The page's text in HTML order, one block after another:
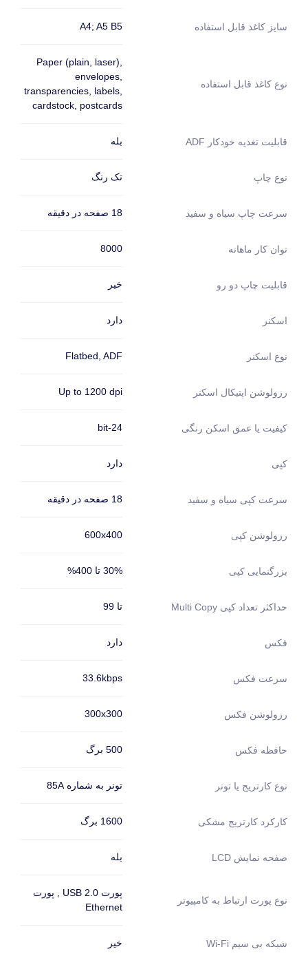
سایز کاغذ قابل استفاده A4; A5 B5
نوع کاغذ قابل استفاده
Paper (plain, laser),
envelopes,
transparencies, labels,
cardstock, postcards
قابلیت تغذیه خودکار ADF بله
نوع چاپ تک رنگ
سرعت چاپ سیاه و سفید 18 صفحه در دقیقه
توان کار ماهانه 8000
قابلیت چاپ دو رو خیر
اسکنر دارد
نوع اسکنر Flatbed, ADF
رزولوشن اپتیکال اسکنر Up to 1200 dpi
کیفیت یا عمق اسکن رنگی 24-bit
کپی دارد
سرعت کپی سیاه و سفید 18 صفحه در دقیقه
رزولوشن کپی 600x400
بزرگنمایی کپی 30% تا 400%
حداکثر تعداد کپی Multi Copy تا 99
فکس دارد
سرعت فکس 33.6kbps
رزولوشن فکس 300x300
حافظه فکس 500 برگ
نوع کارتریج یا تونر تونر به شماره 85A
کارکرد کارتریج مشکی 1600 برگ
صفحه نمایش LCD بله
نوع پورت ارتباط به کامپیوتر
پورت USB 2.0 , پورت
Ethernet
شبکه بی سیم Wi-Fi خیر